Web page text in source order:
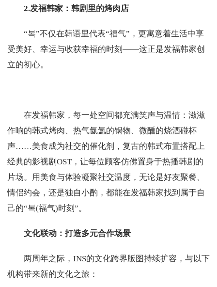
2.发福韩家：韩剧里的烤肉店
“복”不仅在韩语里代表“福气”，更寓意着生活中享
受美好、幸运与收获幸福的时刻——这正是发福韩家创
立的初心。
在发福韩家，每一处空间都充满笑声与温情：滋滋
作响的韩式烤肉、热气氤氲的锅物、微醺的烧酒碰杯
声……美食成为社交的催化剂，复古的韩式布置搭配上
经典的影视剧OST，让每位顾客仿佛置身于热播韩剧的
片场。用美食与体验凝聚社交温度，无论是好友聚餐、
情侣约会，还是独自小酌，都能在发福韩家找到属于自
己的“복(福气)时刻”。
文化联动：打造多元合作场景
两周年之际，INS的文化跨界版图持续扩容，与以下
机构带来新的文化之旅：